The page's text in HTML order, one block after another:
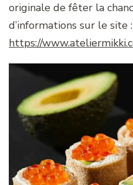
originale de fêter la
d’informations sur le site :
https://